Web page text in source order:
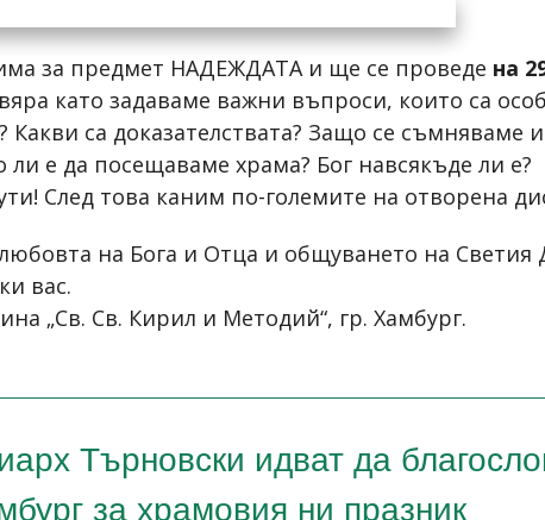
за предмет НАДЕЖДАТА и ще се проведе на
като задаваме важни въпроси, които са
са доказателствата? Защо се съмняваме
е да посещаваме храма? Бог навсякъде ли е?
След това каним по-големите на отворена
на Бога и Отца и общуването на Светия
вас.
„Св. Св. Кирил и Методий“, гр. Хамбург.
Търновски идват да
за храмовия ни празник